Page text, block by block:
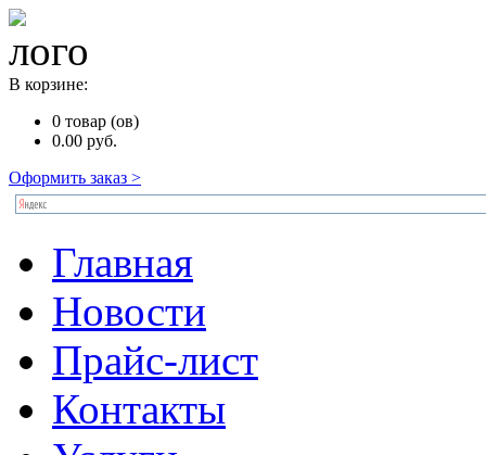
В корзине:
0 товар (ов)
0.00 руб.
Оформить заказ >
Главная
Новости
Прайс-лист
Контакты